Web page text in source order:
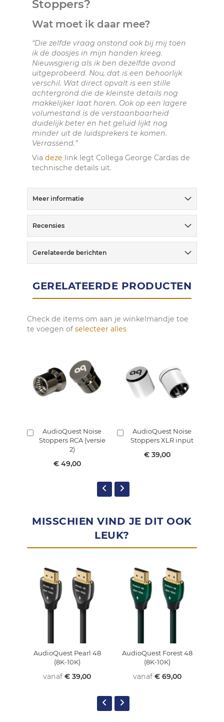
Stoppers?
Wat moet ik daar mee?
“Die zelfde vraag onstond ook bij mij toen
ik de doosjes in mijn handen kreeg.
Nieuwsgierig als ik ben dezelfde avond
uitgeprobeerd. Nou, dat is een behoorlijk
verschil. Wat direct opvalt is een stille
achtergrond die de kleinste details nog
makkelijker laat horen. Ook op een lagere
volumestand is de verstaanbaarheid
duidelijk beter en het geluid lijkt nog
minder uit de luidsprekers te komen.
Verrassend.”
Via deze link legt Collega George Cardas de
technische details uit.
Meer informatie
Recensies
Gerelateerde berichten
GERELATEERDE PRODUCTEN
Check de items om aan je winkelmandje toe
te voegen of selecteer alles
AudioQuest Noise
Stoppers RCA (versie
2)
€ 49,00
winkelmandje
AudioQuest Noise
Stoppers XLR input
€ 39,00
winkelmandje
MISSCHIEN VIND JE DIT OOK
LEUK?
AudioQuest Pearl 48
(8K-10K)
vanaf € 39,00
AudioQuest Forest 48
(8K-10K)
vanaf € 69,00